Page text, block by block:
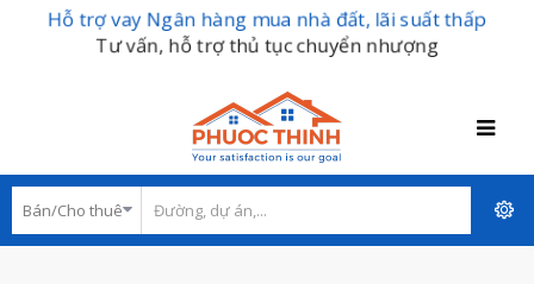
Hỗ trợ vay Ngân hàng mua nhà đất, lãi suất thấp
Tư vấn, hỗ trợ thủ tục chuyển nhượng